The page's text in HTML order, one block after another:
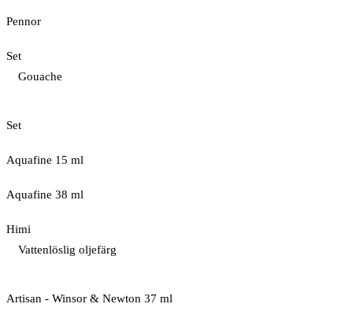
Pennor
Set
Gouache
Set
Aquafine 15 ml
Aquafine 38 ml
Himi
Vattenlöslig oljefärg
Artisan - Winsor & Newton 37 ml